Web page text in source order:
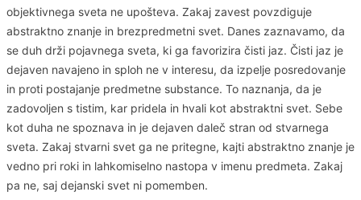
objektivnega sveta ne upošteva. Zakaj zavest povzdiguje
abstraktno znanje in brezpredmetni svet. Danes zaznavamo, da
se duh drži pojavnega sveta, ki ga favorizira čisti jaz. Čisti jaz je
dejaven navajeno in sploh ne v interesu, da izpelje posredovanje
in proti postajanje predmetne substance. To naznanja, da je
zadovoljen s tistim, kar pridela in hvali kot abstraktni svet. Sebe
kot duha ne spoznava in je dejaven daleč stran od stvarnega
sveta. Zakaj stvarni svet ga ne pritegne, kajti abstraktno znanje je
vedno pri roki in lahkomiselno nastopa v imenu predmeta. Zakaj
pa ne, saj dejanski svet ni pomemben.